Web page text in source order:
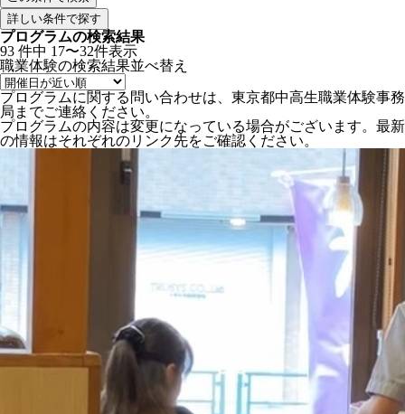
詳しい条件で探す
プログラムの検索結果
93 件中 17〜32件表示
職業体験の検索結果並べ替え
プログラムに関する問い合わせは、東京都中高生職業体験事務
局までご連絡ください。
プログラムの内容は変更になっている場合がございます。最新
の情報はそれぞれのリンク先をご確認ください。